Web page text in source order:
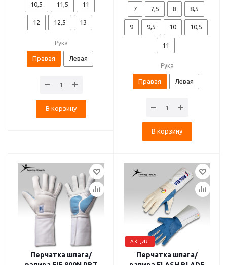
10,5 11,5 11
12 12,5 13
Рука
Правая Левая
В корзину
7 7,5 8 8,5
9 9,5 10 10,5
11
Рука
Правая Левая
В корзину
Перчатка шпага/
АКЦИЯ
Перчатка шпага/